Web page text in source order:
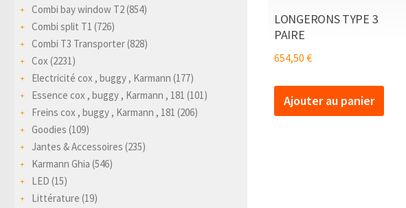
LONGERONS TYPE 3
PAIRE
654,50€
Ajouter au panier
Combi bay window T2(854)
Combi split T1 (726)
Combi T3 Transporter(828)
Cox(2231)
Electricité cox , buggy , Karmann (177)
Essence cox , buggy , Karmann , 181 (101)
Freins cox , buggy , Karmann , 181 (206)
Goodies (109)
Jantes & Accessoires (235)
Karmann Ghia (546)
LED (15)
Littérature (19)